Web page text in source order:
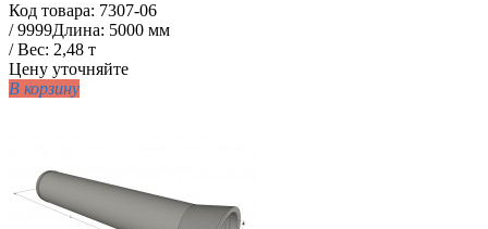
Код товара: 7307-06
/9999Длина: 5000 мм
/ Вес: 2,48 т
Цену уточняйте
В корзину